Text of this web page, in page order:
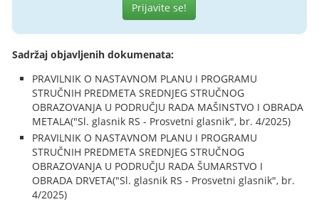
Prijavite se!
Sadržaj objavljenih dokumenata:
PRAVILNIK O NASTAVNOM PLANU I PROGRAMU
STRUČNIH PREDMETA SREDNJEG STRUČNOG
OBRAZOVANJA U PODRUČJU RADA MAŠINSTVO I OBRADA
METALA("Sl. glasnik RS - Prosvetni glasnik", br. 4/2025)
PRAVILNIK O NASTAVNOM PLANU I PROGRAMU
STRUČNIH PREDMETA SREDNJEG STRUČNOG
OBRAZOVANJA U PODRUČJU RADA ŠUMARSTVO I
OBRADA DRVETA("Sl. glasnik RS - Prosvetni glasnik", br.
4/2025)